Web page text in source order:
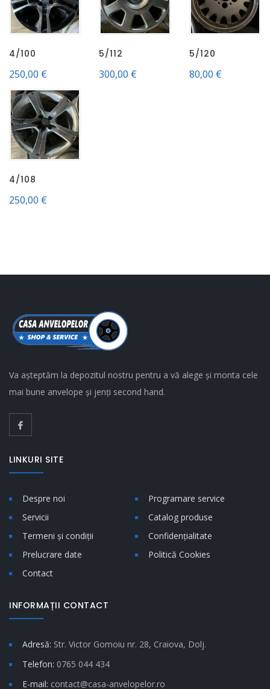
4/100
250,00 €
5/112
300,00 €
5/120
80,00 €
4/108
250,00 €
Va așteptăm la depozitul nostru pentru a vă alege și monta cele
mai bune anvelope și jenți second hand.
LINKURI SITE
Despre noi
Programare service
Servicii
Catalog produse
Termeni și condiții
Confidențialitate
Prelucrare date
Politică Cookies
Contact
INFORMAȚII CONTACT
Adresă: Str. Victor Gomoiu nr. 28, Craiova, Dolj.
Telefon: 0765 044 434
E-mail: contact@casa-anvelopelor.ro